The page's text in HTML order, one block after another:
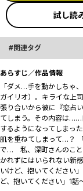
試し読
関連タグ
あらすじ／作品情報
「ダメ…手を動かしちゃ
ガイリオ）。キライな上
張り合いから彼に『恋占
てしまう。その内容は……
するようになってしまっ
肌を重ねてしまって…？
で… 私、深町さんのこと
かれずにはいられない新
いけど、抱いてください
ど、抱いてください」1